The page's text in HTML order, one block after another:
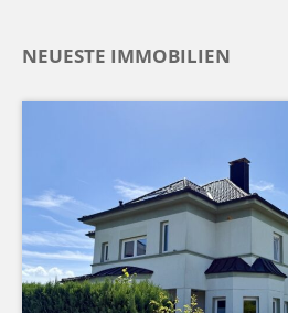
NEUESTE IMMOBILIEN